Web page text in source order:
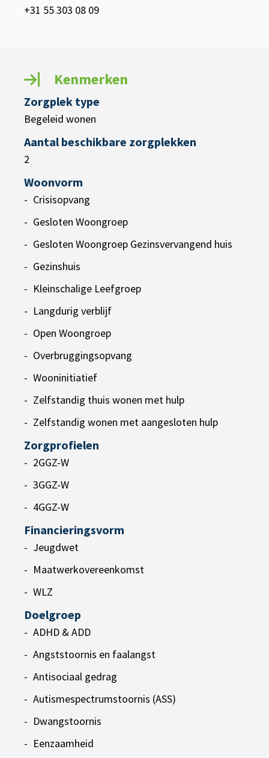
+31 55 303 08 09
Kenmerken
Zorgplek type
Begeleid wonen
Aantal beschikbare zorgplekken
2
Woonvorm
Crisisopvang
Gesloten Woongroep
Gesloten Woongroep Gezinsvervangend huis
Gezinshuis
Kleinschalige Leefgroep
Langdurig verblijf
Open Woongroep
Overbruggingsopvang
Wooninitiatief
Zelfstandig thuis wonen met hulp
Zelfstandig wonen met aangesloten hulp
Zorgprofielen
2GGZ-W
3GGZ-W
4GGZ-W
Financieringsvorm
Jeugdwet
Maatwerkovereenkomst
WLZ
Doelgroep
ADHD & ADD
Angststoornis en faalangst
Antisociaal gedrag
Autismespectrumstoornis (ASS)
Dwangstoornis
Eenzaamheid